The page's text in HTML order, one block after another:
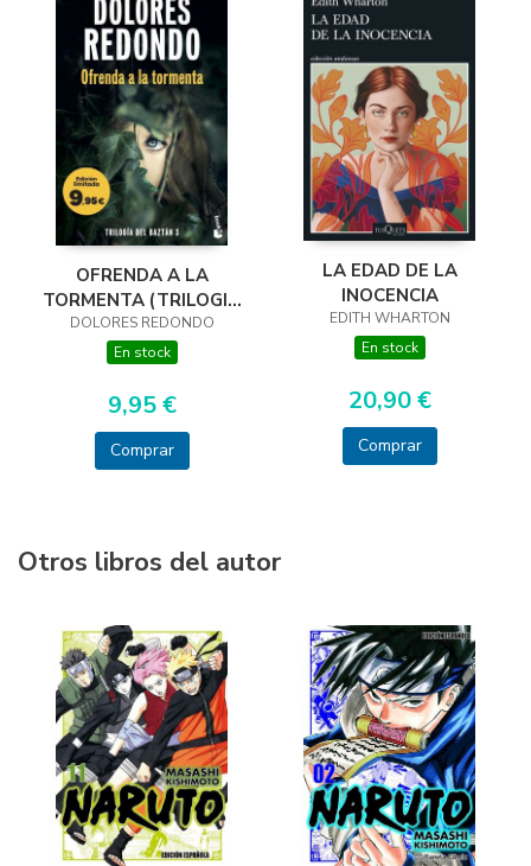
OFRENDA A LA
TORMENTA (TRILOGIA
DEL BAZTAN, 3)
DOLORES REDONDO
En stock
9,95 €
Comprar
LA EDAD DE LA
INOCENCIA
EDITH WHARTON
En stock
20,90 €
Comprar
Otros libros del autor